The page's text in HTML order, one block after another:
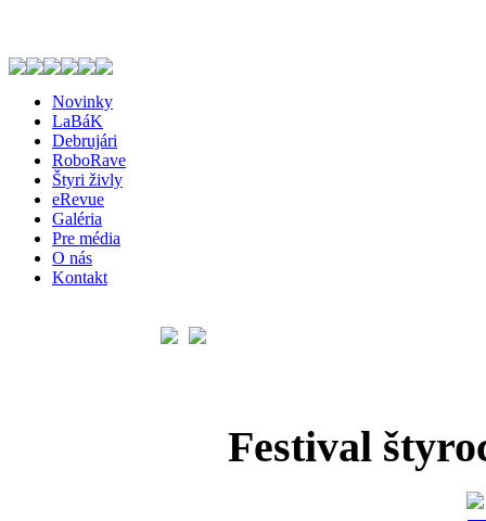
Novinky
LaBáK
Debrujári
RoboRave
Štyri živly
eRevue
Galéria
Pre média
O nás
Kontakt
Festival